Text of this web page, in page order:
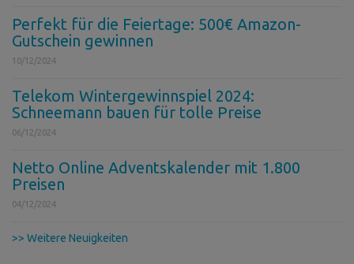
Perfekt für die Feiertage: 500€ Amazon-
Gutschein gewinnen
10/12/2024
Telekom Wintergewinnspiel 2024:
Schneemann bauen für tolle Preise
06/12/2024
Netto Online Adventskalender mit 1.800
Preisen
04/12/2024
>> Weitere Neuigkeiten